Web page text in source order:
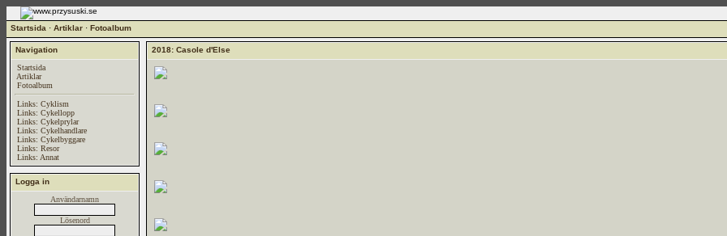
Startsida · Artiklar · Fotoalbum
Navigation
Startsida
Artiklar
Fotoalbum
Links: Cyklism
Links: Cykellopp
Links: Cykelprylar
Links: Cykelhandlare
Links: Cykelbyggare
Links: Resor
Links: Annat
Logga in
Användarnamn
Lösenord
2018: Casole d'Else